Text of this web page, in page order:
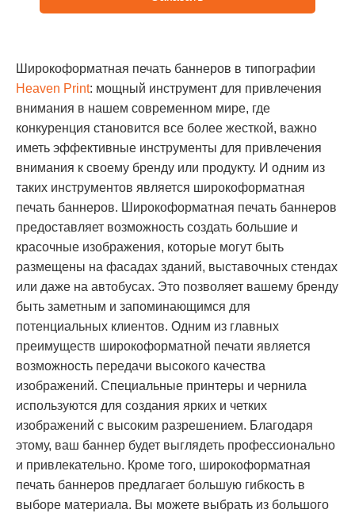
Широкоформатная печать баннеров в типографии
Heaven Print: мощный инструмент для привлечения
внимания в нашем современном мире, где
конкуренция становится все более жесткой, важно
иметь эффективные инструменты для привлечения
внимания к своему бренду или продукту. И одним из
таких инструментов является широкоформатная
печать баннеров. Широкоформатная печать баннеров
предоставляет возможность создать большие и
красочные изображения, которые могут быть
размещены на фасадах зданий, выставочных стендах
или даже на автобусах. Это позволяет вашему бренду
быть заметным и запоминающимся для
потенциальных клиентов. Одним из главных
преимуществ широкоформатной печати является
возможность передачи высокого качества
изображений. Специальные принтеры и чернила
используются для создания ярких и четких
изображений с высоким разрешением. Благодаря
этому, ваш баннер будет выглядеть профессионально
и привлекательно. Кроме того, широкоформатная
печать баннеров предлагает большую гибкость в
выборе материала. Вы можете выбрать из большого